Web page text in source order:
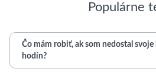
Populárne
Čo mám robiť, ak som nedostal
hodín?